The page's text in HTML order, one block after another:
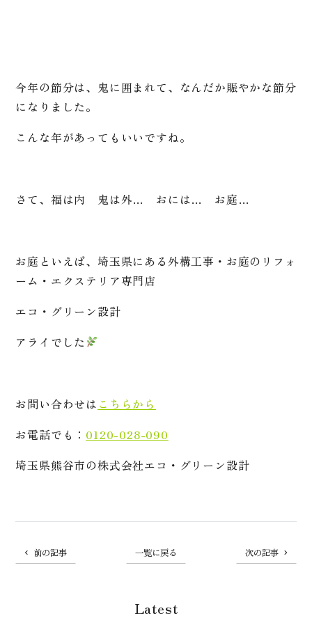
今年の節分は、鬼に囲まれて、なんだか賑やかな節分
になりました。
こんな年があってもいいですね。
さて、福は内 鬼は外… おには… お庭…
お庭といえば、埼玉県にある外構工事・お庭のリフォ
ーム・エクステリア専門店
エコ・グリーン設計
アライでした
お問い合わせは こちらから
お電話でも： 0120-028-090
埼玉県熊谷市の株式会社エコ・グリーン設計
前の記事 一覧に戻る 次の記事
Latest